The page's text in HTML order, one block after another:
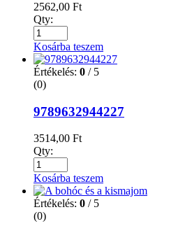
2562,00 Ft
Qty:
Kosárba teszem
Értékelés: 0 / 5
(0)
9789632944227
3514,00 Ft
Qty:
Kosárba teszem
Értékelés: 0 / 5
(0)